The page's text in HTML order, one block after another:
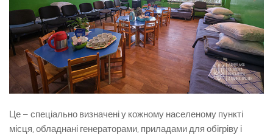
Це – спеціально визначені у кожному населеному пункті
місця, обладнані генераторами, приладами для обігріву і